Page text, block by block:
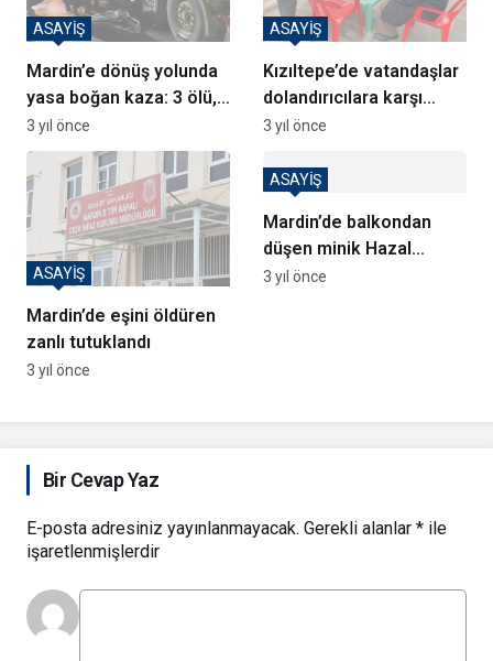
Mardin’e dönüş yolunda
yasa boğan kaza: 3 ölü,
2 yaralı
ASAYİŞ
3 yıl önce
Kızıltepe’de vatandaşlar
dolandırıcılara karşı
bilgilendirildi
ASAYİŞ
3 yıl önce
Mardin’de eşini öldüren
zanlı tutuklandı
ASAYİŞ
3 yıl önce
Mardin’de balkondan
düşen minik Hazal
hayatını kaybetti
ASAYİŞ
3 yıl önce
Bir Cevap Yaz
E-posta adresiniz yayınlanmayacak. Gerekli alanlar * ile
işaretlenmişlerdir